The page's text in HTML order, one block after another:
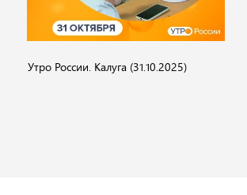
Утро России. Калуга (31.10.2025)